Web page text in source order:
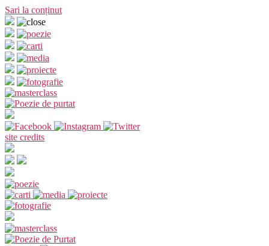
Sari la conținut
site credits